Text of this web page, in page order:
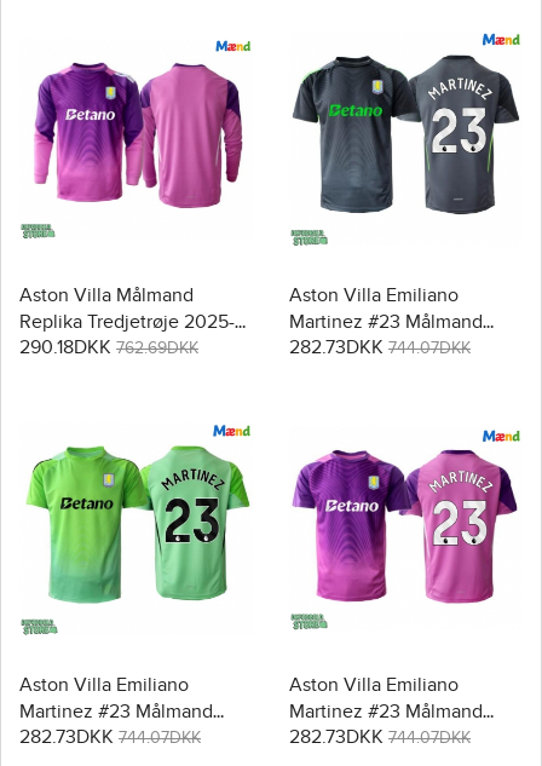
Aston Villa Målmand
Replika Tredjetrøje 2025-
26 Langærmet
290.18DKK 762.69DKK
Aston Villa Emiliano
Martinez #23 Målmand
Replika Hjemmebanetrøje
282.73DKK 744.07DKK
Aston Villa Emiliano
Martinez #23 Målmand
Replika Udebanetrøje
282.73DKK 744.07DKK
Aston Villa Emiliano
Martinez #23 Målmand
Replika Tredjetrøje 2025-
282.73DKK 744.07DKK